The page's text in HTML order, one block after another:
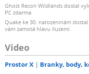
Ghost Recon Wildlands dostal
PC zdarma
Quake ke 30. narozeninám
vám zamotá hlavu iluzemi
Video
Prostor X Branky, body,